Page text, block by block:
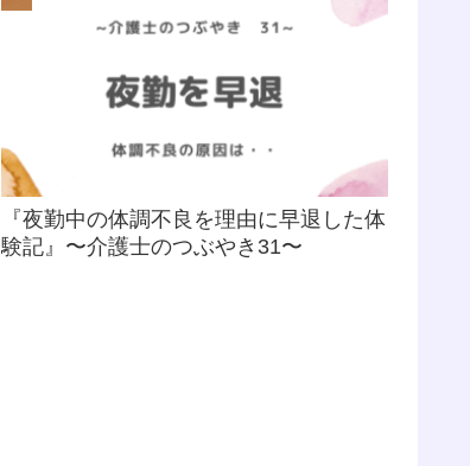
『夜勤中の体調不良を理由に早退した体
験記』〜介護士のつぶやき31〜